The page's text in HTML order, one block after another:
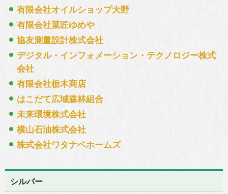
有限会社オイルショップ大野
有限会社菓匠ゆめや
協友測量設計株式会社
デジタル・インフォメーション・テクノロジー株式
会社
有限会社栃木商店
はこだて広域森林組合
未来環境株式会社
横山石油株式会社
株式会社ワタナベホームズ
シルバー